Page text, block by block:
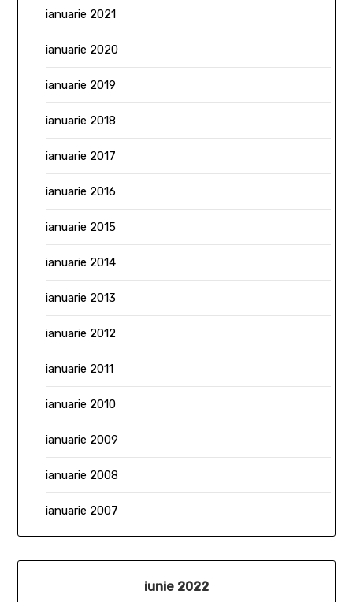
ianuarie 2021
ianuarie 2020
ianuarie 2019
ianuarie 2018
ianuarie 2017
ianuarie 2016
ianuarie 2015
ianuarie 2014
ianuarie 2013
ianuarie 2012
ianuarie 2011
ianuarie 2010
ianuarie 2009
ianuarie 2008
ianuarie 2007
iunie 2022